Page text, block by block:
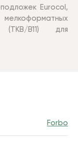
Eurocol,
В11) для
Forbo